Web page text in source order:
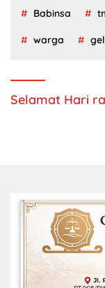
Babinsa
warga
Selamat Hari